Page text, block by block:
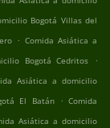
Bogotá Villas del
. Comida Asiática a
Bogotá Cedritos
.
Asiática a domicilio
El Batán . Comida
Asiática a domicilio